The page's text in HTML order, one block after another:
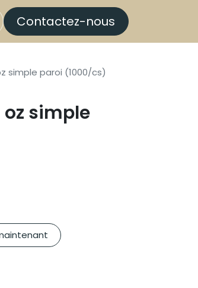
Contactez-nous
simple paroi (1000/cs)
simple